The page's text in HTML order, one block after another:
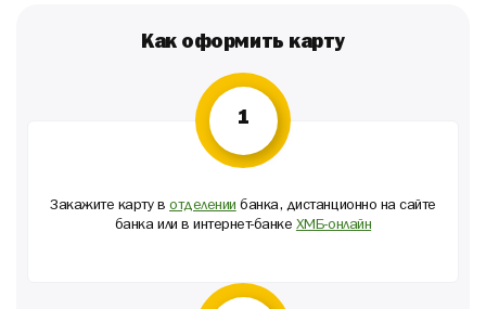
Как оформить карту
1
Закажите карту вотделениибанка, дистанционно на сайте
банка или в интернет-банке ХМБ-онлайн